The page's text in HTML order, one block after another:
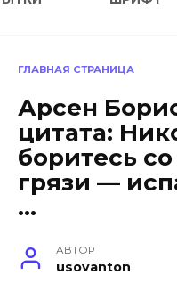
ГЛАВНАЯ СТРАНИЦА
Арсен
цитата:
боритесь
грязи —
…
АВТОР
usovanton